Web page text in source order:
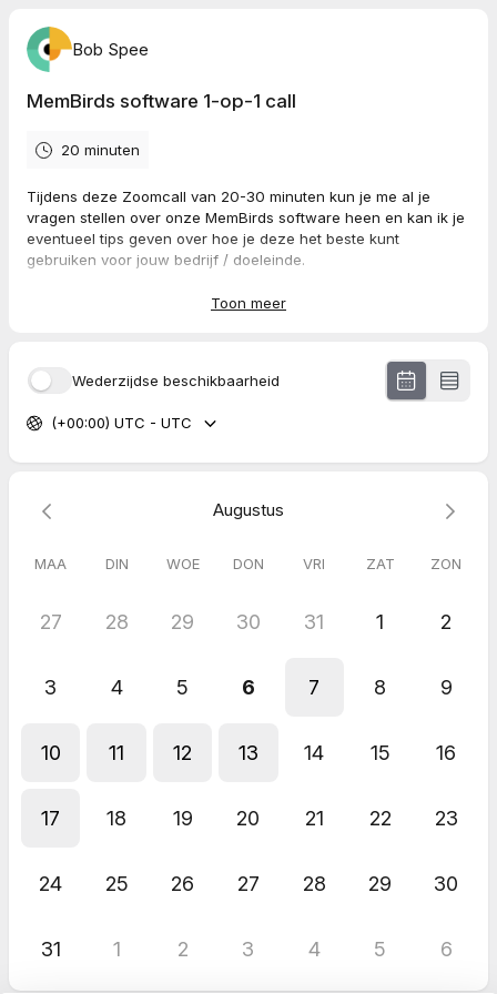
Bob Spee
MemBirds software 1-op-1 call
20 minuten
Tijdens deze Zoomcall van 20-30 minuten kun je me al je
vragen stellen over onze MemBirds software heen en kan ik je
eventueel tips geven over hoe je deze het beste kunt
gebruiken voor jouw bedrijf / doeleinde.
Nadat je op deze pagina een beschikbaar tijdslot hebt
Toon meer
Wederzijdse beschikbaarheid
(+00:00) UTC - UTC
Augustus
MAA DIN WOE DON VRI ZAT ZON
27 28 29 30 31 1 2
3 4 5 6 7 8 9
10 11 12 13 14 15 16
17 18 19 20 21 22 23
24 25 26 27 28 29 30
31 1 2 3 4 5 6